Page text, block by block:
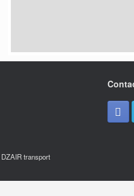
DZAIR transport